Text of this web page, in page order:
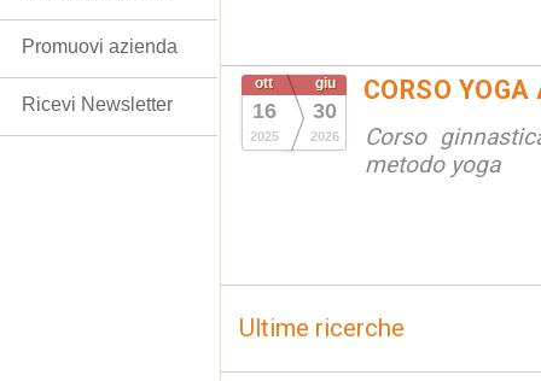
ott
16
2025
giu
30
2026
CORSO
Corso
metodo yoga
Ultime ricerche
Promuovi azienda
Ricevi Newsletter